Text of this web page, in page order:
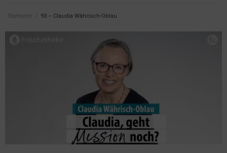
Startseite 93 – Claudia Währisch-Oblau